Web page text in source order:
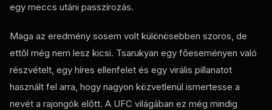
egy meccs utáni passzírozás.
Maga az eredmény sosem volt különösebben szoros, de
ettől még nem lesz kicsi. Tsarukyan egy főeseményen való
részvételt, egy híres ellenfelet és egy virális pillanatot
használt fel arra, hogy nagyon közvetlenül ismertesse a
nevét a rajongók előtt. A UFC világában ez még mindig